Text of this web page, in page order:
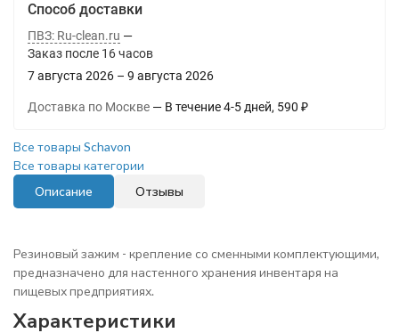
Способ доставки
ПВЗ: Ru-clean.ru
Заказ после 16часов
7 августа 2026 – 9 августа 2026
Доставка по Москве В течение4-5 дней 590 ₽
Все товары Schavon
Все товары категории
Описание
Отзывы
Резиновый зажим - крепление со сменными комплектующими,
предназначено для настенного хранения инвентаря на
пищевых предприятиях.
Характеристики